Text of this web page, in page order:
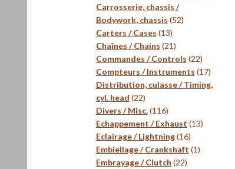
Carrosserie, chassis /
Bodywork, chassis 5252
Carters / Cases 1313
produits
Chaînes / Chains 2121
produits
Commandes / Controls 2222
produits
Compteurs / Instruments 1717
produits
Distribution, culasse / Timing,
cyl. head 2222
produits
Divers / Misc. 116116
produits
Echappement / Exhaust 1313
Eclairage / Lightning 1616
produits
Embiellage / Crankshaft 11
Embrayage / Clutch 2222